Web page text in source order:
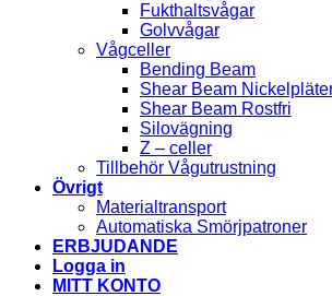
Fukthaltsvågar
Golvvågar
Vågceller
Bending Beam
Shear Beam
Shear Beam Rostfri
Silovägning
Z – celler
Tillbehör Vågutrustning
Övrigt
Materialtransport
Automatiska Smörjpatroner
ERBJUDANDE
Logga in
MITT KONTO